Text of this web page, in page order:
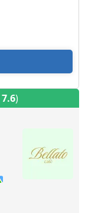
7.6)